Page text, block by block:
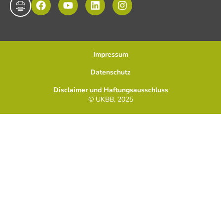
© UKBB, 2025
Impressum
Datenschutz
Disclaimer und Haftungsausschluss